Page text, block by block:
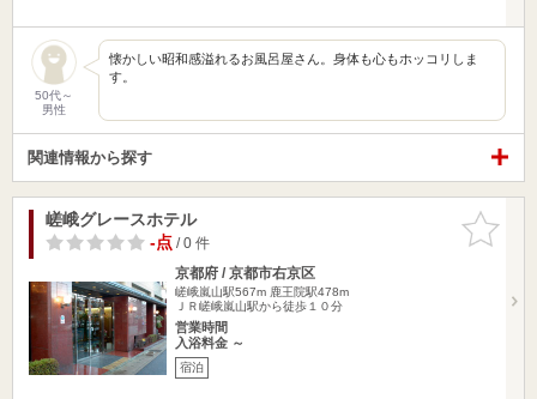
50代～
男性
懐かしい昭和感溢れるお風呂屋さん。身体も心もホッコリしま
す。
関連情報から探す
お気に入
りに追加
嵯峨グレースホテル
-点/ 0 件
京都府 / 京都市右京区
嵯峨嵐山駅567m 鹿王院駅478m
ＪＲ嵯峨嵐山駅から徒歩１０分
営業時間
入浴料金 ～
宿泊